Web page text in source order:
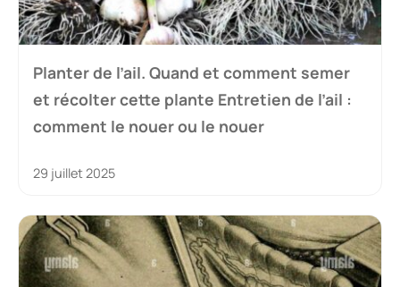
Planter de l’ail. Quand et comment semer
et récolter cette plante Entretien de l’ail :
comment le nouer ou le nouer
29 juillet 2025